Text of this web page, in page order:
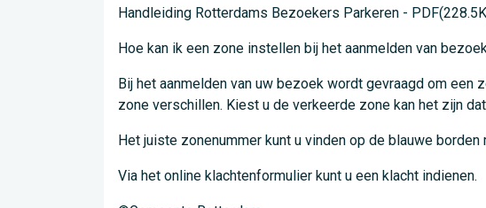
Handleiding Rotterdams Bezoekers Parkeren -
Hoe kan ik een zone instellen bij het aanmelden van
Bij het aanmelden van uw bezoek wordt gevraagd om
zone verschillen. Kiest u de verkeerde zone kan het zijn
Het juiste zonenummer kunt u vinden op de blauwe
Via het online klachtenformulier kunt u een klacht indienen.